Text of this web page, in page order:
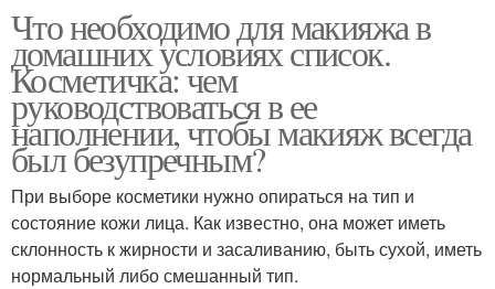
Что необходимо для макияжа в
домашних условиях список.
Косметичка: чем
руководствоваться в ее
наполнении, чтобы макияж всегда
был безупречным?
При выборе косметики нужно опираться на тип и
состояние кожи лица. Как известно, она может иметь
склонность к жирности и засаливанию, быть сухой, иметь
нормальный либо смешанный тип.